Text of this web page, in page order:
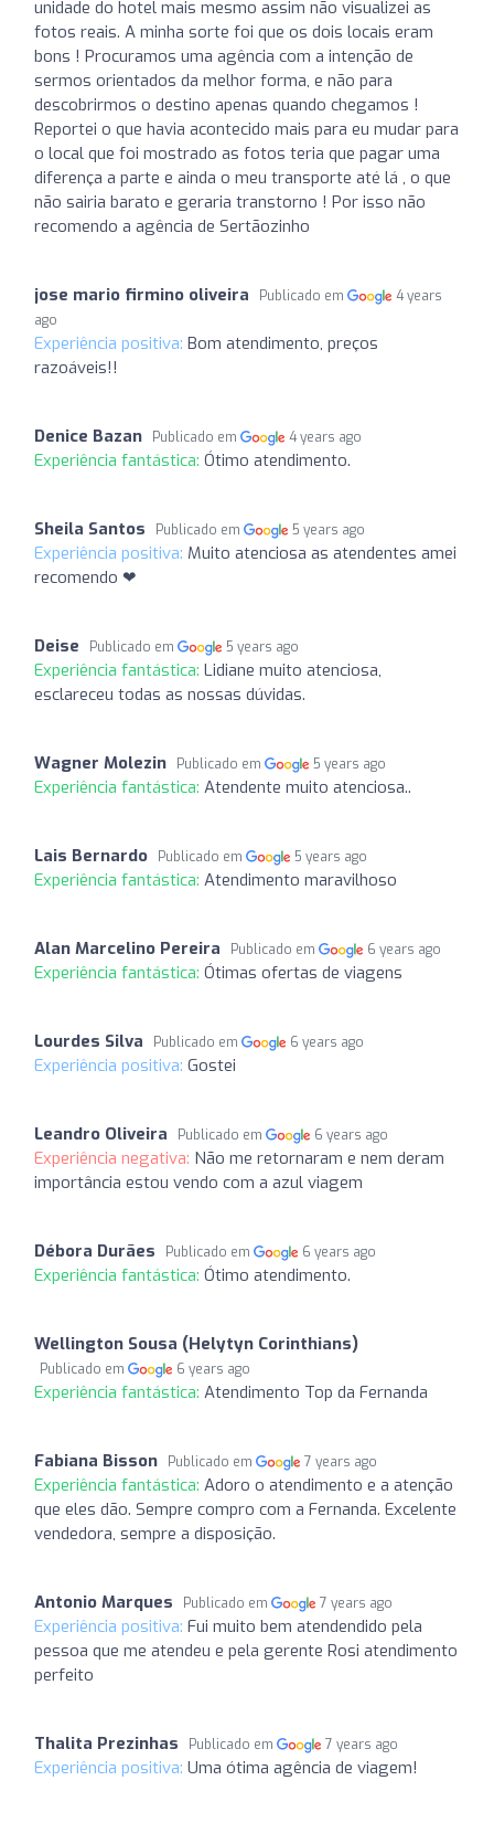
unidade do hotel mais mesmo assim não visualizei as
fotos reais. A minha sorte foi que os dois locais eram
bons ! Procuramos uma agência com a intenção de
sermos orientados da melhor forma, e não para
descobrirmos o destino apenas quando chegamos !
Reportei o que havia acontecido mais para eu mudar para
o local que foi mostrado as fotos teria que pagar uma
diferença a parte e ainda o meu transporte até lá , o que
não sairia barato e geraria transtorno ! Por isso não
recomendo a agência de Sertãozinho
jose mario firmino oliveira Publicado em
4 years
ago
Experiência positiva: Bom atendimento, preços
razoáveis!!
Denice Bazan Publicado em 4 years ago
Experiência fantástica: Ótimo atendimento.
Sheila Santos Publicado em 5 years ago
Experiência positiva: Muito atenciosa as atendentes amei
recomendo ❤
Deise Publicado em 5 years ago
Experiência fantástica: Lidiane muito atenciosa,
esclareceu todas as nossas dúvidas.
Wagner Molezin Publicado em 5 years ago
Experiência fantástica: Atendente muito atenciosa..
Lais Bernardo Publicado em 5 years ago
Experiência fantástica: Atendimento maravilhoso
Alan Marcelino Pereira Publicado em 6 years ago
Experiência fantástica: Ótimas ofertas de viagens
Lourdes Silva Publicado em 6 years ago
Experiência positiva: Gostei
Leandro Oliveira Publicado em 6 years ago
Experiência negativa: Não me retornaram e nem deram
importância estou vendo com a azul viagem
Débora Durães Publicado em 6 years ago
Experiência fantástica: Ótimo atendimento.
Wellington Sousa (Helytyn Corinthians)
Publicado em 6 years ago
Experiência fantástica: Atendimento Top da Fernanda
Fabiana Bisson Publicado em 7 years ago
Experiência fantástica: Adoro o atendimento e a atenção
que eles dão. Sempre compro com a Fernanda. Excelente
vendedora, sempre a disposição.
Antonio Marques Publicado em 7 years ago
Experiência positiva: Fui muito bem atendendido pela
pessoa que me atendeu e pela gerente Rosi atendimento
perfeito
Thalita Prezinhas Publicado em 7 years ago
Experiência positiva: Uma ótima agência de viagem!